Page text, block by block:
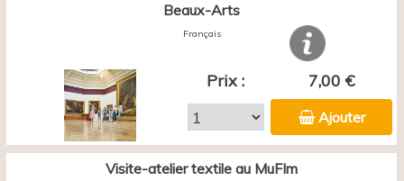
Beaux-Arts
Français
Prix : 7,00 €
Ajouter
Visite-atelier textile au MuFIm